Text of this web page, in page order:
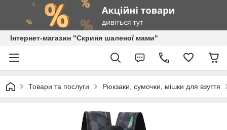
Інтернет-магазин "Скриня шаленої мами"
Товари та послуги Рюкзаки, сумочки, мішки для взуття